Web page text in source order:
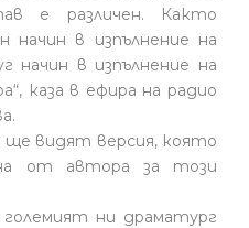
е различен. Както
начин в изпълнение на
начин в изпълнение на
каза в ефира на радио
видят версия, която
от автора за този
ни драматург